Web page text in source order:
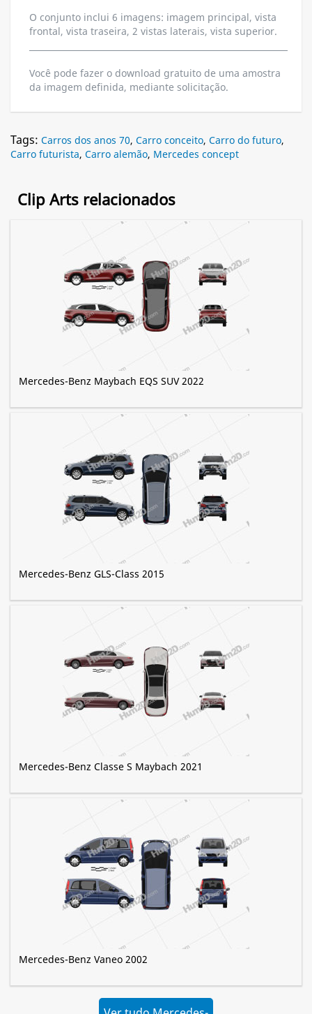
O conjunto inclui 6 imagens: imagem principal, vista
frontal, vista traseira, 2 vistas laterais, vista superior.
Você pode fazer o download gratuito de uma amostra
da imagem definida, mediante solicitação.
Tags: Carros dos anos 70, Carro conceito, Carro do futuro,
Carro futurista, Carro alemão, Mercedes concept
Clip Arts relacionados
Mercedes-Benz Maybach EQS SUV 2022
Mercedes-Benz GLS-Class 2015
Mercedes-Benz Classe S Maybach 2021
Mercedes-Benz Vaneo 2002